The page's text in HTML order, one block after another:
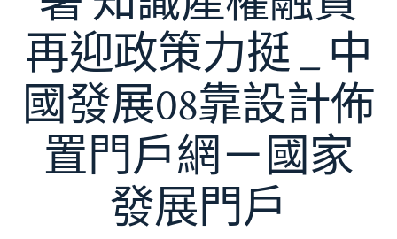
再迎政策力挺 _ 中
國發展08靠設計佈
置門戶網－國家
發展門戶